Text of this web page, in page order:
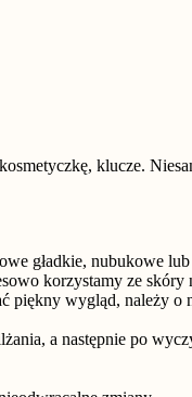
klucze.
gładkie, nubukowe
korzystamy ze
piękny wygląd, należy o
a następnie po